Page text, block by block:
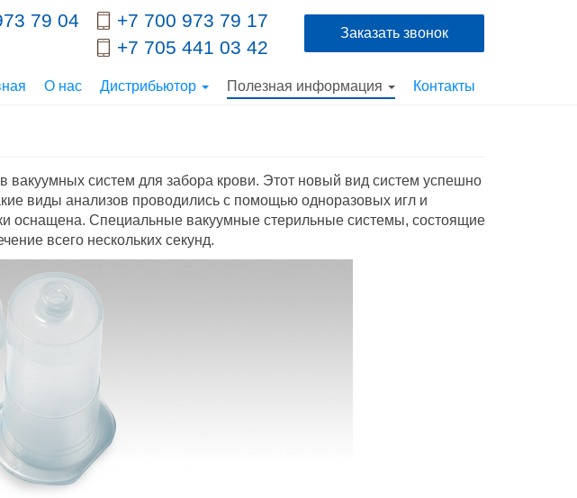
79 04
+7 700 973 79 17
+7 705 441 03 42
Заказать звонок
О нас Дистрибьютор Полезная информация Контакты
вакуумных систем для забора крови. Этот новый вид систем успешно
виды анализов проводились с помощью одноразовых игл и
оснащена. Специальные вакуумные стерильные системы, состоящие
всего нескольких секунд.